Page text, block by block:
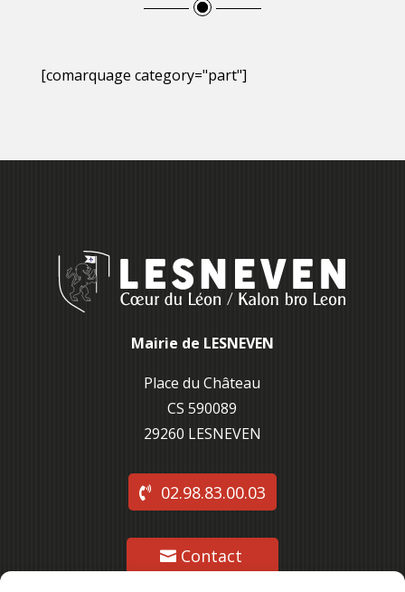
[comarquage category="part"]
Mairie de LESNEVEN
Place du Château
CS 590089
29260 LESNEVEN
02.98.83.00.03
Contact